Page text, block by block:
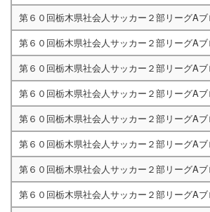
第６０回栃木県社会人サッカー２部リーグAブ
第６０回栃木県社会人サッカー２部リーグAブ
第６０回栃木県社会人サッカー２部リーグAブ
第６０回栃木県社会人サッカー２部リーグAブ
第６０回栃木県社会人サッカー２部リーグAブ
第６０回栃木県社会人サッカー２部リーグAブ
第６０回栃木県社会人サッカー２部リーグAブ
第６０回栃木県社会人サッカー２部リーグAブ